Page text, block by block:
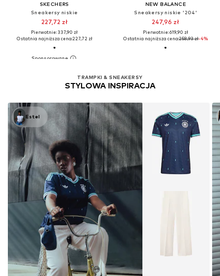
SKECHERS
Sneakersy niskie
227,72 zł
Pierwotnie: 337,90 zł
Ostatnia najniższa cena:227,72 zł
NEW BALANCE
Sneakersy niskie '204'
247,96 zł
Pierwotnie: 619,90 zł
Ostatnia najniższa cena:258,93 zł-4%
TRAMPKI & SNEAKERSY
STYLOWA INSPIRACJA
Estel